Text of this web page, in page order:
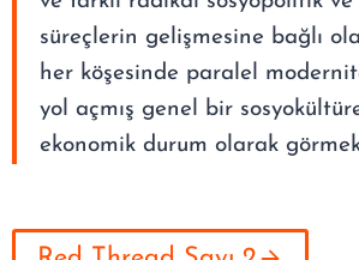
süreçlerin gelişmesine bağlı
her köşesinde paralel
yol açmış genel bir
ekonomik durum olarak